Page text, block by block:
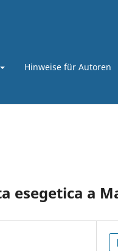
Hinweise für Autoren
a